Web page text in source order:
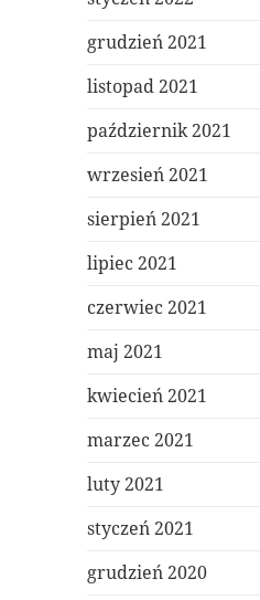
grudzień 2021
listopad 2021
październik 2021
wrzesień 2021
sierpień 2021
lipiec 2021
czerwiec 2021
maj 2021
kwiecień 2021
marzec 2021
luty 2021
styczeń 2021
grudzień 2020